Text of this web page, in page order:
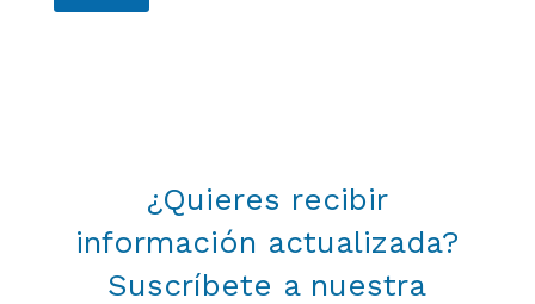
¿Quieres recibir
información actualizada?
Suscríbete a nuestra